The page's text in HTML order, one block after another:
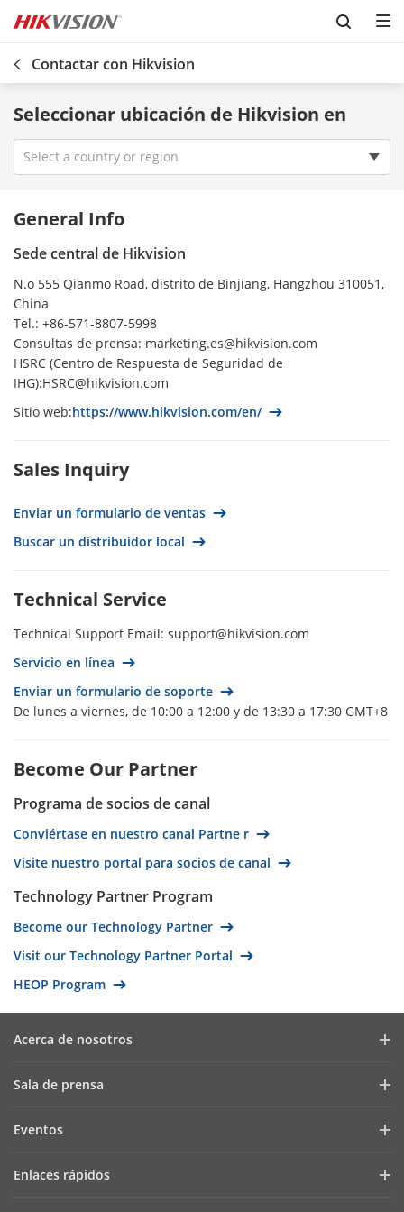
Skip to content
Contactar con Hikvision
Seleccionar ubicación de Hikvision en
Select a country or region
Venezuela
Uzbekistan
USA
Uruguay
Ireland
UK
Turkey
South Korea
South Africa‍‍
Singapore
Qatar
Peru
Panamá
Pakistan
Australia
Fiji
Kiribati
Marshall Islands
Micronesia (The Federated States of)
Nauru
New Zealand
Palau
Samoa
Solomon Islands
Tuvalu
General Info
Sede central de Hikvision
N.o 555 Qianmo Road, distrito de Binjiang, Hangzhou 310051,
China
Tel.: +86-571-8807-5998
Consultas de prensa: marketing.es@hikvision.com
HSRC (Centro de Respuesta de Seguridad de
IHG):HSRC@hikvision.com
Sitio web:https://www.hikvision.com/en/
Sales Inquiry
Enviar un formulario de ventas
Buscar un distribuidor local
Technical Service
Technical Support Email: support@hikvision.com
Servicio en línea
Enviar un formulario de soporte
De lunes a viernes, de 10:00 a 12:00 y de 13:30 a 17:30 GMT+8
Become Our Partner
Programa de socios de canal
Conviértase en nuestro canal Partne r
Visite nuestro portal para socios de canal
Technology Partner Program
Become our Technology Partner
Visit our Technology Partner Portal
HEOP Program
Acerca de nosotros
Ciberseguridad
Sala de prensa
Casos de éxito
Eventos
Enlaces rápidos